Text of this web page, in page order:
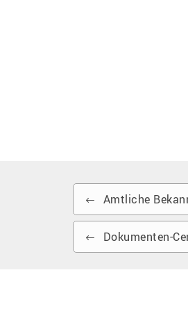
Amtliche
Dokumenten-